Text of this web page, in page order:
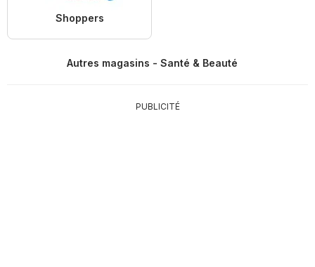
Shoppers
Autres magasins - Santé & Beauté
PUBLICITÉ